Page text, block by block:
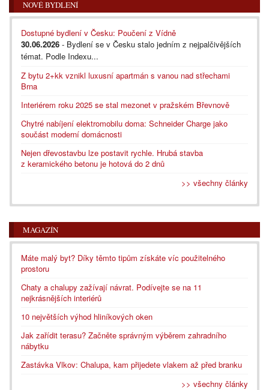
NOVÉ BYDLENÍ
Dostupné bydlení v Česku: Poučení z Vídně
30.06.2026 - Bydlení se v Česku stalo jedním z nejpalčivějších
témat. Podle Indexu...
Z bytu 2+kk vznikl luxusní apartmán s vanou nad střechami
Brna
Interiérem roku 2025 se stal mezonet v pražském Břevnově
Chytré nabíjení elektromobilu doma: Schneider Charge jako
součást moderní domácnosti
Nejen dřevostavbu lze postavit rychle. Hrubá stavba
z keramického betonu je hotová do 2 dnů
>> všechny články
MAGAZÍN
Máte malý byt? Díky těmto tipům získáte víc použitelného
prostoru
Chaty a chalupy zažívají návrat. Podívejte se na 11
nejkrásnějších interiérů
10 největších výhod hliníkových oken
Jak zařídit terasu? Začněte správným výběrem zahradního
nábytku
Zastávka Vlkov: Chalupa, kam přijedete vlakem až před branku
>> všechny články